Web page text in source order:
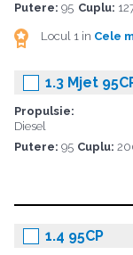
Putere: 95 Cuplu:
Locul 1 in Cele
1.3 Mjet
Propulsie:
Diesel
Putere: 95 Cuplu:
1.4 95CP